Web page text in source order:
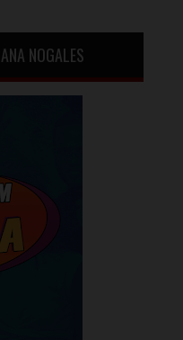
NOGALES